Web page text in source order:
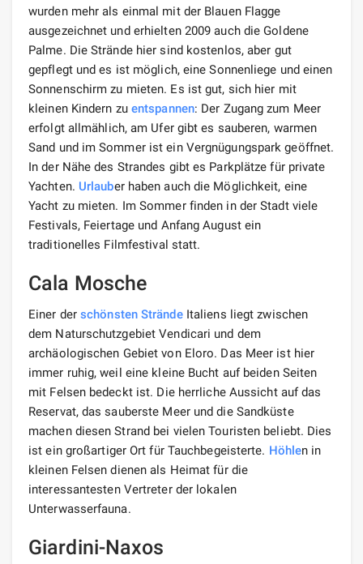
wurden mehr als einmal mit der Blauen Flagge
ausgezeichnet und erhielten 2009 auch die Goldene
Palme. Die Strände hier sind kostenlos, aber gut
gepflegt und es ist möglich, eine Sonnenliege und einen
Sonnenschirm zu mieten. Es ist gut, sich hier mit
kleinen Kindern zu entspannen: Der Zugang zum Meer
erfolgt allmählich, am Ufer gibt es sauberen, warmen
Sand und im Sommer ist ein Vergnügungspark geöffnet.
In der Nähe des Strandes gibt es Parkplätze für private
Yachten. Urlauber haben auch die Möglichkeit, eine
Yacht zu mieten. Im Sommer finden in der Stadt viele
Festivals, Feiertage und Anfang August ein
traditionelles Filmfestival statt.
Cala Mosche
Einer der schönsten SträndeItaliens liegt zwischen
dem Naturschutzgebiet Vendicari und dem
archäologischen Gebiet von Eloro. Das Meer ist hier
immer ruhig, weil eine kleine Bucht auf beiden Seiten
mit Felsen bedeckt ist. Die herrliche Aussicht auf das
Reservat, das sauberste Meer und die Sandküste
machen diesen Strand bei vielen Touristen beliebt. Dies
ist ein großartiger Ort für Tauchbegeisterte. Höhlen in
kleinen Felsen dienen als Heimat für die
interessantesten Vertreter der lokalen
Unterwasserfauna.
Giardini-Naxos